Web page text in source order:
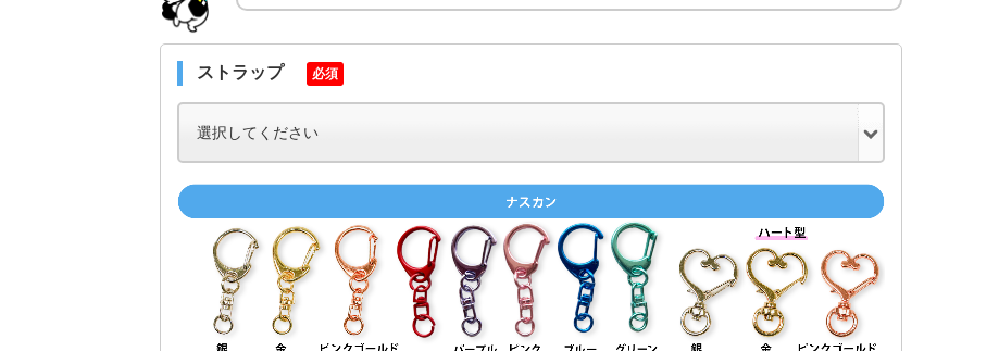
ストラップ 必須